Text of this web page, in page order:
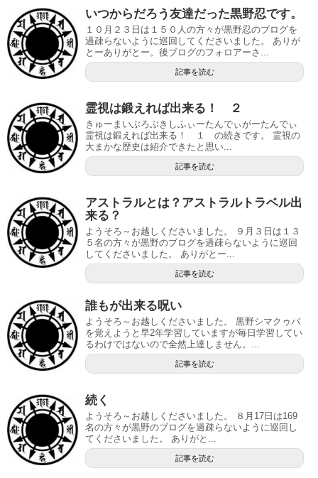
いつからだろう友達だった黒野忍です。
１０月２３日は１５０人の方々が黒野忍のブログを
過疎らないように巡回してくださいました。 ありが
とーありがとー。後ブログのフォロアーさ...
記事を読む
霊視は鍛えれば出来る！ ２
きゅーまいぶろぶきしふぃーたんでぃがーたんでぃ
霊視は鍛えれば出来る！ １ の続きです。 霊視の
大まかな歴史は紹介できたと思い...
記事を読む
アストラルとは？アストラルトラベル出
来る？
ようそろ～お越しくださいました。 ９月３日は１３
５名の方々が黒野のブログを過疎らないように巡回
してくださいました。 ありがとー...
記事を読む
誰もが出来る呪い
ようそろ～お越しくださいました。 黒野シマクゥバ
を覚えようと早2年学習していますが毎日学習してい
るわけではないので全然上達しません。...
記事を読む
続く
ようそろ～お越しくださいました。 ８月17日は169
名の方々が黒野のブログを過疎らないように巡回し
てくださいました。 ありがと...
記事を読む